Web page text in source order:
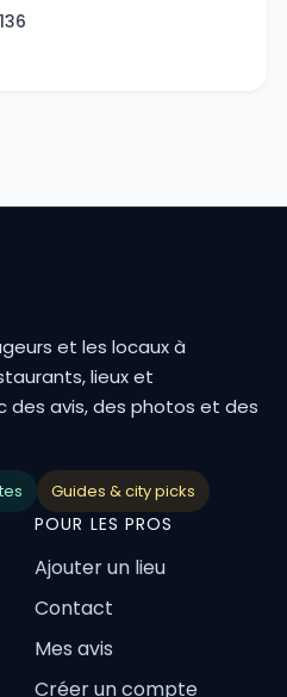
et les locaux à
lieux et
des avis, des photos et des
Guides & city picks
POUR LES PROS
Ajouter un lieu
Contact
Mes avis
Créer un compte